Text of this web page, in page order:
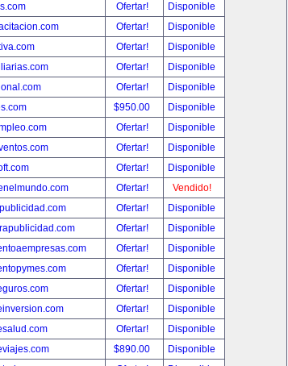
Ofertar!
Disponible
Ofertar!
Disponible
Ofertar!
Disponible
Ofertar!
Disponible
Ofertar!
Disponible
$950.00
Disponible
Ofertar!
Disponible
Ofertar!
Disponible
Ofertar!
Disponible
Ofertar!
Vendido!
Ofertar!
Disponible
Ofertar!
Disponible
Ofertar!
Disponible
Ofertar!
Disponible
Ofertar!
Disponible
Ofertar!
Disponible
Ofertar!
Disponible
$890.00
Disponible